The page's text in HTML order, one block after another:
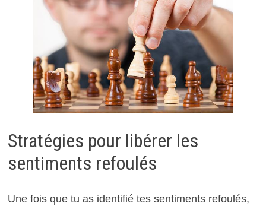
Stratégies pour libérer les
sentiments refoulés
Une fois que tu as identifié tes sentiments refoulés,